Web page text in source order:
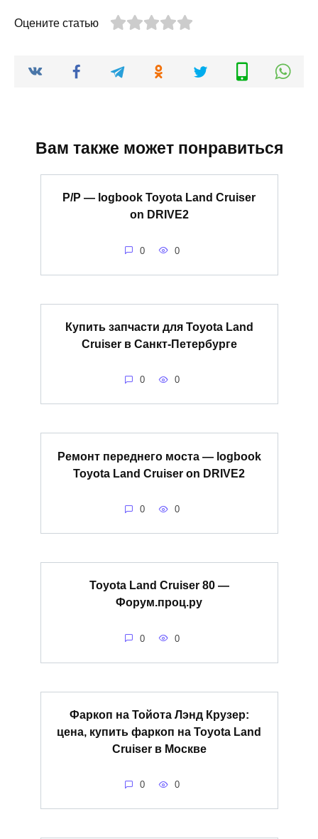
Оцените статью
Вам также может понравиться
Р/P — logbook Toyota Land Cruiser
on DRIVE2
0 0
Купить запчасти для Toyota Land
Cruiser в Санкт-Петербурге
0 0
Ремонт переднего моста — logbook
Toyota Land Cruiser on DRIVE2
0 0
Toyota Land Cruiser 80 —
Форум.проц.ру
0 0
Фаркоп на Тойота Лэнд Крузер:
цена, купить фаркоп на Toyota Land
Cruiser в Москве
0 0